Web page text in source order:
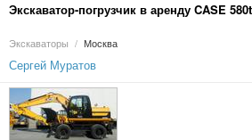
Экскаватор-погрузчик в аренду CASE 580t
Экскаваторы / Москва
Сергей Муратов